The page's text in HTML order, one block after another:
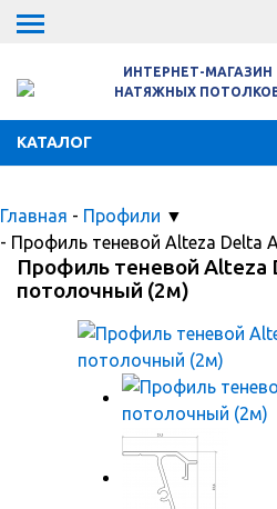
ИНТЕРНЕТ-МАГАЗИН
НАТЯЖНЫХ
КАТАЛОГ
Главная - Профили ▼
- Профиль теневой Alteza Delta
Профиль теневой Alteza
потолочный (2м)